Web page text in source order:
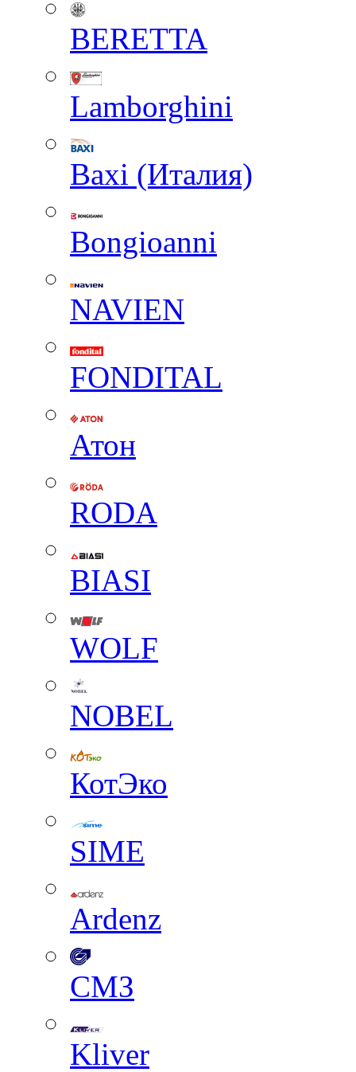
BERETTA
Lamborghini
Baxi (Италия)
Вongioanni
NAVIEN
FONDITAL
Атон
RODA
BIASI
WOLF
NOBEL
КотЭко
SIME
Ardenz
СМЗ
Kliver